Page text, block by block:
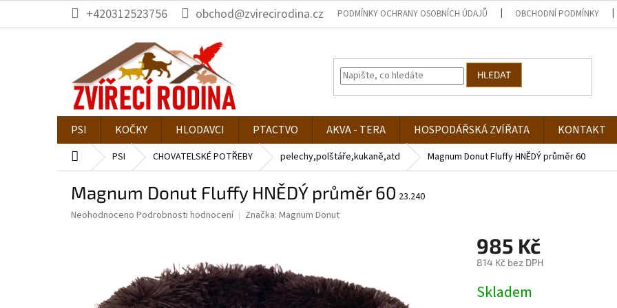
obsah
+420312523756 obchod@zvirecirodina.cz PODMÍNKY OCHRANY OSOBNÍCH ÚDAJŮ OBCHODNÍ PODMÍNKY
HLEDAT
PSI KOČKY HLODAVCI PTACTVO AKVA - TERA HOSPODÁŘSKÁ ZVÍŘATA KONTAKT
Domů PSI CHOVATELSKÉ POTŘEBY pelechy,polštáře,kukaně,atd Magnum Donut Fluffy HNĚDÝ průměr 60
Magnum Donut Fluffy HNĚDÝ průměr 60 23.240
Průměrné
Neohodnoceno Podrobnosti hodnocení Značka: Magnum Donut
985 Kč
814 Kč bez DPH
cena:
Skladem